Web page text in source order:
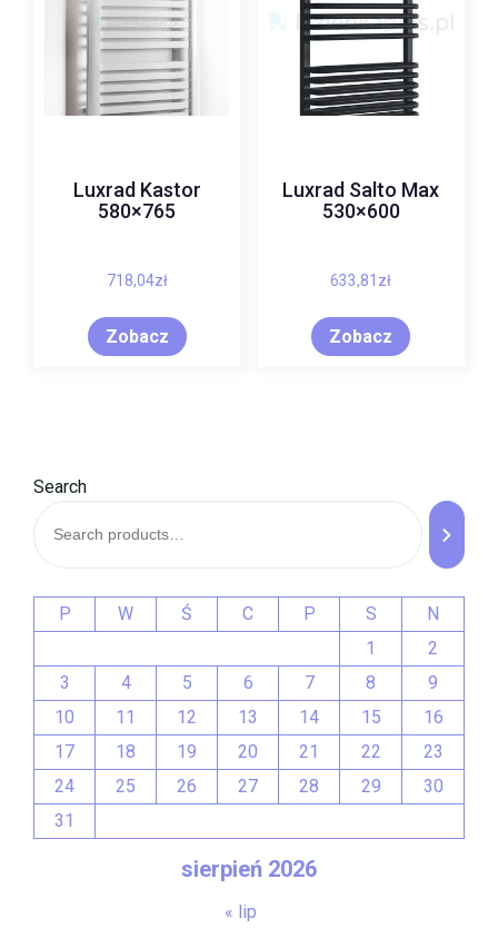
Luxrad Kastor
580×765
718,04zł
Zobacz
Luxrad Salto Max
530×600
633,81 zł
Zobacz
Search
sierpień 2026
P W Ś C P S
N
1
2
3
4 5 6 7 8
9
10
11 12 13 14 15
16
17
18 19 20 21 22
23
24
25 26 27 28 29
30
31
« lip